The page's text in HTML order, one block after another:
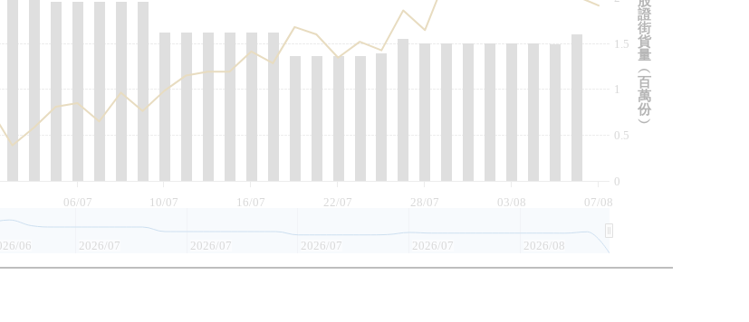
06/07 16/07 22/07 28/07 03/08 07/08
10/07
0
0.5
1
1.5
06 2026/07 2026/07 2026/07 2026/07 2026/08
證
街
貨
量
︵
百
萬
份
︶